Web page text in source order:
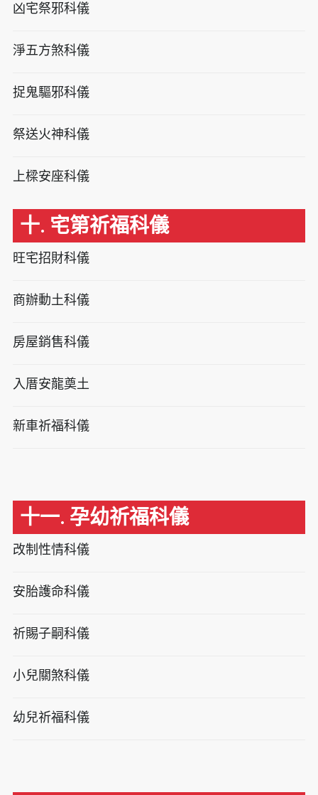
凶宅祭邪科儀
淨五方煞科儀
捉鬼驅邪科儀
祭送火神科儀
上樑安座科儀
十. 宅第祈福科儀
旺宅招財科儀
商辦動土科儀
房屋銷售科儀
入厝安龍奠土
新車祈福科儀
十一. 孕幼祈福科儀
改制性情科儀
安胎護命科儀
祈賜子嗣科儀
小兒關煞科儀
幼兒祈福科儀